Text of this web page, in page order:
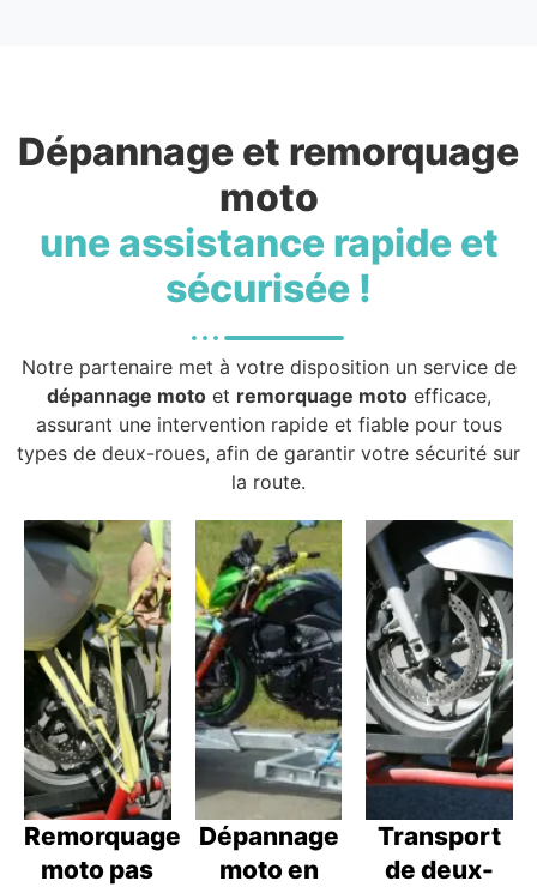
Dépannage et remorquage
moto
une assistance rapide et
sécurisée !
Notre partenaire met à votre disposition un service de
dépannage motoet remorquage motoefficace,
assurant une intervention rapide et fiable pour tous
types de deux-roues, afin de garantir votre sécurité sur
la route.
Remorquage
moto pas
Dépannage
moto en
Transport
de deux-